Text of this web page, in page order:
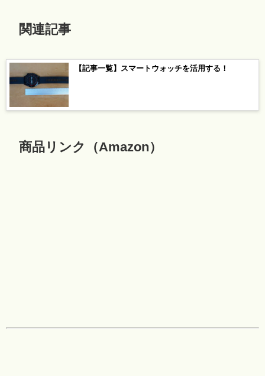
関連記事
【記事一覧】スマートウォッチを活用する！
商品リンク（Amazon）